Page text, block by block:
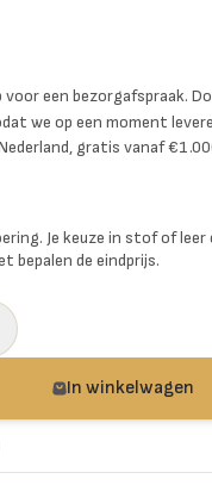
een bezorgafspraak.
we op een moment
gratis vanaf
Je keuze in stof of
bepalen de eindprijs.
In winkelwagen